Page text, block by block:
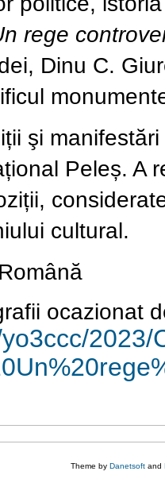
rege
Dinu C.
şi
Peleș. A
cultural.
ă
ocazionat
2023/
Theme by Danetsoft and